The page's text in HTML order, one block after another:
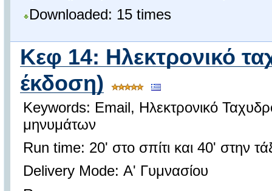
Downloaded: 15 times
Κεφ 14: Ηλεκτρονικό
έκδοση)
Keywords: Email, Ηλεκτρονικό
μηνυμάτων
Run time: 20' στο σπίτι και 40' στην
Delivery Mode: Α' Γυμνασίου